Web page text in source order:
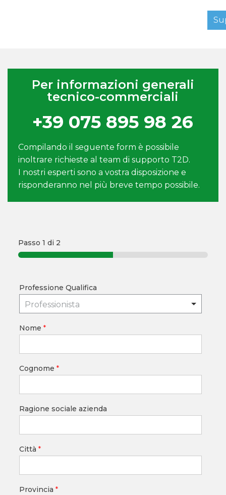
Per informazioni generali
tecnico-commerciali
+39 075 895 98 26
Compilando il seguente form è possibile
inoltrare richieste al team di supporto T2D.
I nostri esperti sono a vostra disposizione e
risponderanno nel più breve tempo possibile.
Passo 1 di 2
Professione Qualifica
Professionista
Nome *
Cognome *
Ragione sociale azienda
Città *
Provincia *